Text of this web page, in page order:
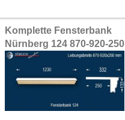
Komplette Fensterbank
Nürnberg 124 870-920-250